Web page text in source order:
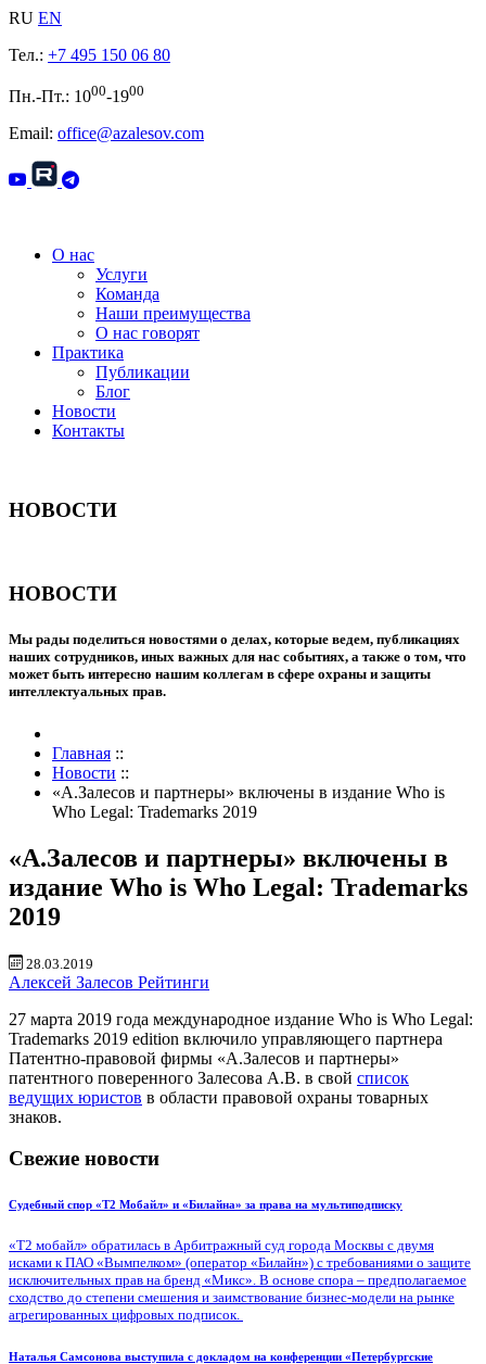
RU EN
Тел.: +7 495 150 06 80
Пн.-Пт.: 1000-1900
Email: office@azalesov.com
О нас
Услуги
Команда
Наши преимущества
О нас говорят
Практика
Публикации
Блог
Новости
Контакты
НОВОСТИ
НОВОСТИ
Мы рады поделиться новостями о делах, которые ведем, публикациях
наших сотрудников, иных важных для нас событиях, а также о том, что
может быть интересно нашим коллегам в сфере охраны и защиты
интеллектуальных прав.
Главная ::
Новости ::
«А.Залесов и партнеры» включены в издание Who is
Who Legal: Trademarks 2019
«А.Залесов и партнеры» включены в
издание Who is Who Legal: Trademarks
2019
28.03.2019
Алексей Залесов Рейтинги
27 марта 2019 года международное издание Who is Who Legal:
Trademarks 2019 edition включило управляющего партнера
Патентно-правовой фирмы «А.Залесов и партнеры»
патентного поверенного Залесова А.В. в свой список
ведущих юристов в области правовой охраны товарных
знаков.
Свежие новости
Судебный спор «Т2 Мобайл» и «Билайна» за права на мультиподписку
«Т2 мобайл» обратилась в Арбитражный суд города Москвы с двумя
исками к ПАО «Вымпелком» (оператор «Билайн») с требованиями о защите
исключительных прав на бренд «Микс». В основе спора – предполагаемое
сходство до степени смешения и заимствование бизнес-модели на рынке
агрегированных цифровых подписок.
Наталья Самсонова выступила с докладом на конференции «Петербургские